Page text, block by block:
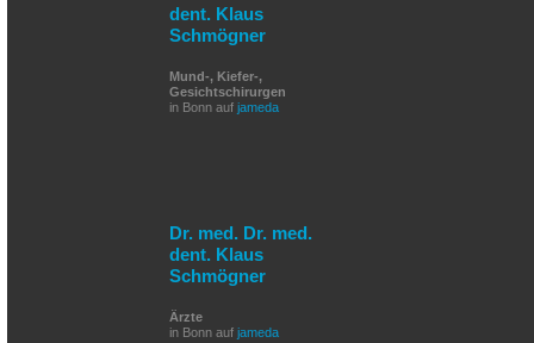
dent. Klaus
Schmögner
Mund-, Kiefer-,
Gesichtschirurgen
in Bonn auf jameda
Dr. med. Dr. med.
dent. Klaus
Schmögner
Ärzte
in Bonn auf jameda